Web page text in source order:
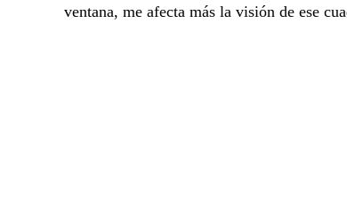
ventana, me afecta más la visión de ese